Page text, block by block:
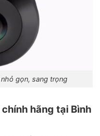
gọn, sang trọng
hãng tại Bình